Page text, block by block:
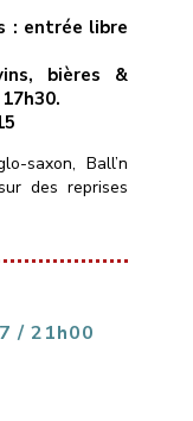
: entrée libre
bières &
saxon, Ball’n
des reprises
trouvailles de
poussière et le
05 […]/ 21h00